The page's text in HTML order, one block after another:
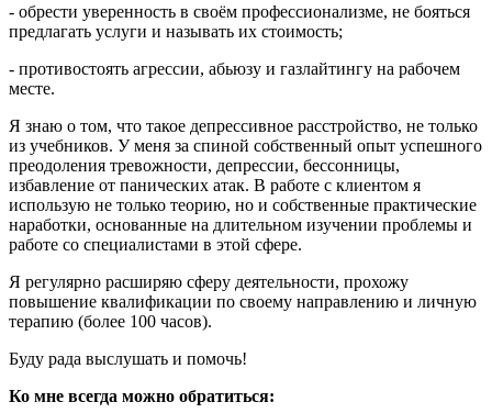
- обрести уверенность в своём профессионализме, не бояться
предлагать услуги и называть их стоимость;
- противостоять агрессии, абьюзу и газлайтингу на рабочем
месте.
Я знаю о том, что такое депрессивное расстройство, не только
из учебников. У меня за спиной собственный опыт успешного
преодоления тревожности, депрессии, бессонницы,
избавление от панических атак. В работе с клиентом я
использую не только теорию, но и собственные практические
наработки, основанные на длительном изучении проблемы и
работе со специалистами в этой сфере.
Я регулярно расширяю сферу деятельности, прохожу
повышение квалификации по своему направлению и личную
терапию (более 100 часов).
Буду рада выслушать и помочь!
Ко мне всегда можно обратиться: